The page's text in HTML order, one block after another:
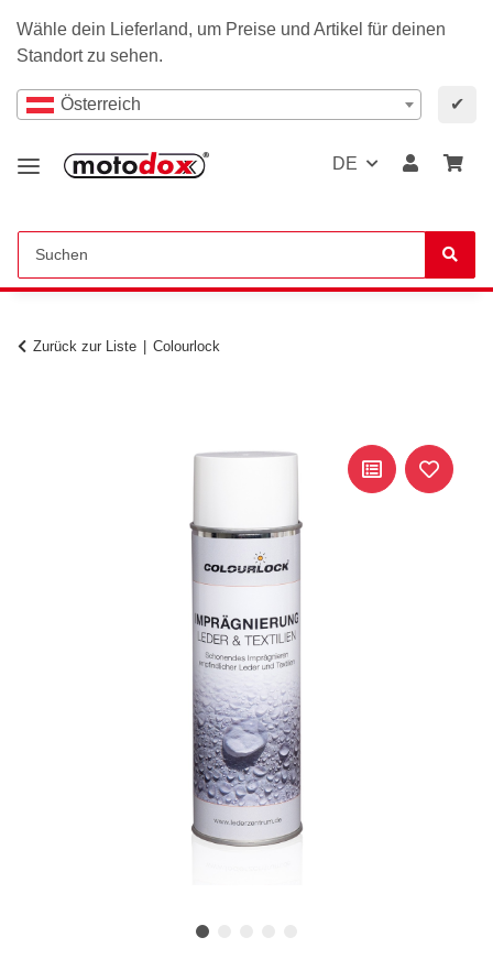
Wähle dein Lieferland, um Preise und Artikel für deinen
Standort zu sehen.
Österreich ✔
DE
Zurück zur Liste Colourlock